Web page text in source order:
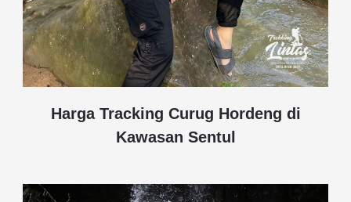
Harga Tracking Curug Hordeng di
Kawasan Sentul